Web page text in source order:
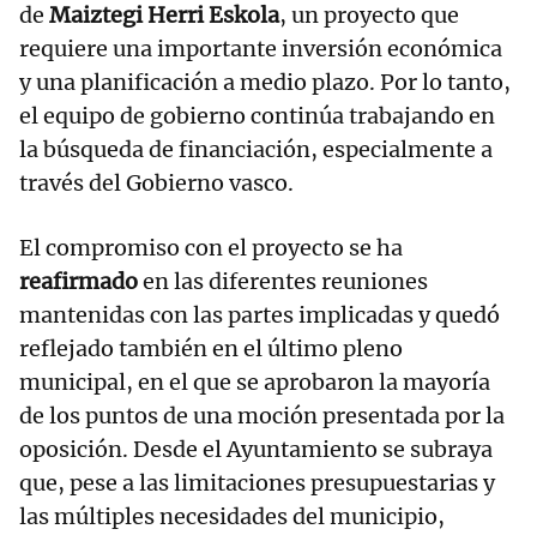
de Maiztegi Herri Eskola, un proyecto que
requiere una importante inversión económica
y una planificación a medio plazo. Por lo tanto,
el equipo de gobierno continúa trabajando en
la búsqueda de financiación, especialmente a
través del Gobierno vasco.
El compromiso con el proyecto se ha
reafirmadoen las diferentes reuniones
mantenidas con las partes implicadas y quedó
reflejado también en el último pleno
municipal, en el que se aprobaron la mayoría
de los puntos de una moción presentada por la
oposición. Desde el Ayuntamiento se subraya
que, pese a las limitaciones presupuestarias y
las múltiples necesidades del municipio,